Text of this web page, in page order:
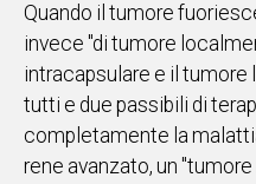
Quando il tumore
invece "di tumore
intracapsulare e il
tutti e due passibili di
completamente la
rene avanzato, un